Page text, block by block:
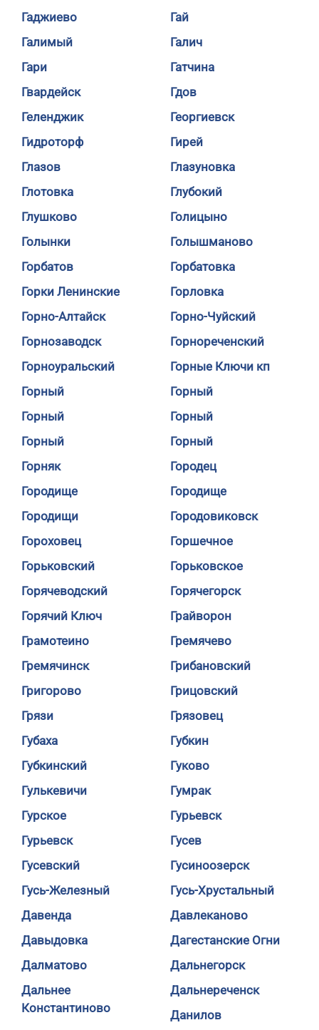
Гаджиево
Гай
Галимый
Галич
Гари
Гатчина
Гвардейск
Гдов
Геленджик
Георгиевск
Гидроторф
Гирей
Глазов
Глазуновка
Глотовка
Глубокий
Глушково
Голицыно
Голынки
Голышманово
Горбатов
Горбатовка
Горки Ленинские
Горловка
Горно-Алтайск
Горно-Чуйский
Горнозаводск
Горнореченский
Горноуральский
Горные Ключи кп
Горный
Горный
Горный
Горный
Горный
Горный
Горняк
Городец
Городище
Городище
Городищи
Городовиковск
Гороховец
Горшечное
Горьковский
Горьковское
Горячеводский
Горячегорск
Горячий Ключ
Грайворон
Грамотеино
Гремячево
Гремячинск
Грибановский
Григорово
Грицовский
Грязи
Грязовец
Губаха
Губкин
Губкинский
Гуково
Гулькевичи
Гумрак
Гурское
Гурьевск
Гурьевск
Гусев
Гусевский
Гусиноозерск
Гусь-Железный
Гусь-Хрустальный
Давенда
Давлеканово
Давыдовка
Дагестанские Огни
Далматово
Дальнегорск
Дальнее
Константиново
Дальнереченск
Данилов